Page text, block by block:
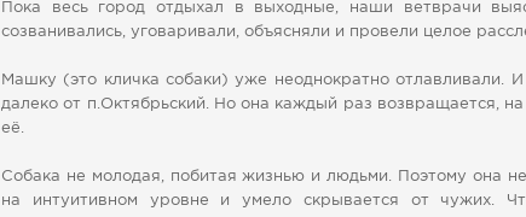
Пока весь город отдыхал в выходные, наши ветврачи
созванивались, уговаривали, объясняли и провели целое
Машку (это кличка собаки) уже неоднократно отлавливали.
далеко от п.Октябрьский. Но она каждый раз возвращается,
её.
Собака не молодая, побитая жизнью и людьми. Поэтому она
на интуитивном уровне и умело скрывается от чужих.